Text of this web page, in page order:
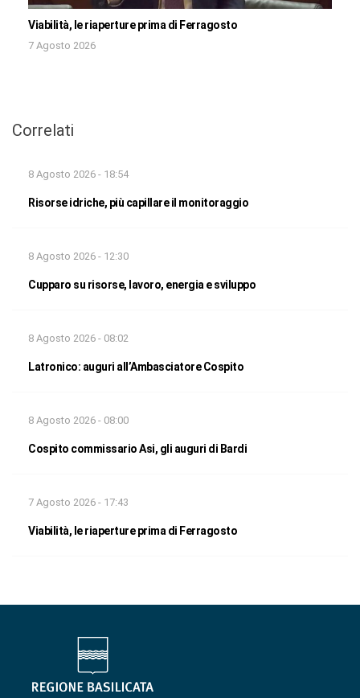
Viabilità, le riaperture prima di Ferragosto
7 Agosto 2026
Correlati
8 Agosto 2026 - 18:54
Risorse idriche, più capillare il monitoraggio
8 Agosto 2026 - 12:30
Cupparo su risorse, lavoro, energia e sviluppo
8 Agosto 2026 - 08:02
Latronico: auguri all’Ambasciatore Cospito
8 Agosto 2026 - 08:00
Cospito commissario Asi, gli auguri di Bardi
7 Agosto 2026 - 17:43
Viabilità, le riaperture prima di Ferragosto